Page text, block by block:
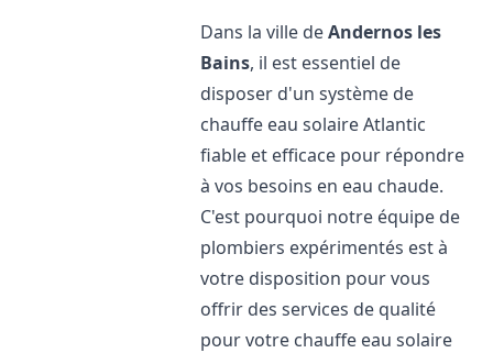
Dans la ville deAndernos les
Bains, il est essentiel de
disposer d'un système de
chauffe eau solaire Atlantic
fiable et efficace pour répondre
à vos besoins en eau chaude.
C'est pourquoi notre équipe de
plombiers expérimentés est à
votre disposition pour vous
offrir des services de qualité
pour votre chauffe eau solaire